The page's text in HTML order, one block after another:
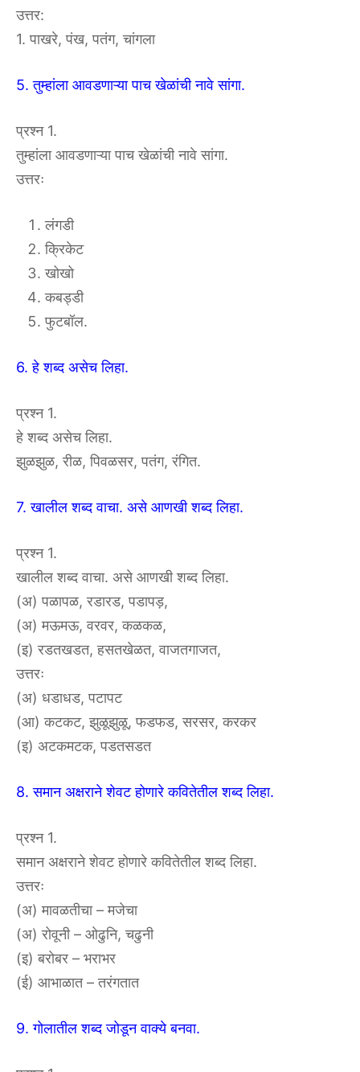
उत्तर:
1. पाखरे, पंख, पतंग, चांगला
5. तुम्हांला आवडणाऱ्या पाच खेळांची नावे सांगा.
प्रश्न 1.
तुम्हांला आवडणाऱ्या पाच खेळांची नावे सांगा.
उत्तरः
लंगडी
क्रिकेट
खोखो
कबड्डी
फुटबॉल.
6. हे शब्द असेच लिहा.
प्रश्न 1.
हे शब्द असेच लिहा.
झुळझुळ, रीळ, पिवळसर, पतंग, रंगित.
7. खालील शब्द वाचा. असे आणखी शब्द लिहा.
प्रश्न 1.
खालील शब्द वाचा. असे आणखी शब्द लिहा.
(अ) पळापळ, रडारड, पडापड़,
(अ) मऊमऊ, वरवर, कळकळ,
(इ) रडतखडत, हसतखेळत, वाजतगाजत,
उत्तरः
(अ) धडाधड, पटापट
(आ) कटकट, झुळूझुळू, फडफड, सरसर, करकर
(इ) अटकमटक, पडतसडत
8. समान अक्षराने शेवट होणारे कवितेतील शब्द लिहा.
प्रश्न 1.
समान अक्षराने शेवट होणारे कवितेतील शब्द लिहा.
उत्तरः
(अ) मावळतीचा – मजेचा
(अ) रोवूनी – ओढुनि, चढुनी
(इ) बरोबर – भराभर
(ई) आभाळात – तरंगतात
9. गोलातील शब्द जोडून वाक्ये बनवा.